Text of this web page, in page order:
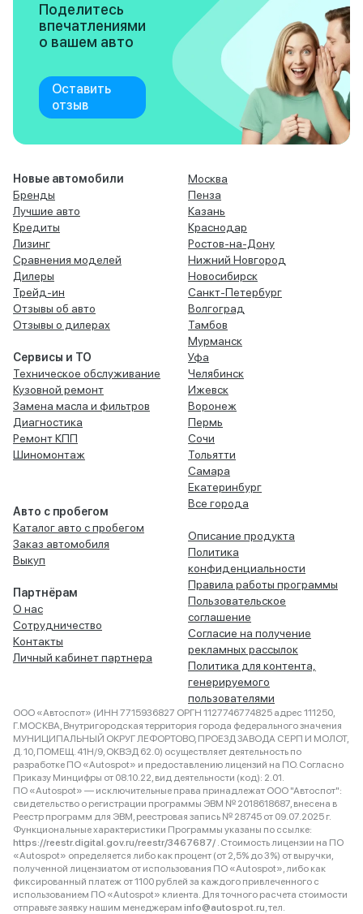
Поделитесь
впечатлениями
о вашем авто
Оставить
отзыв
Новые автомобили
Бренды
Лучшие авто
Кредиты
Лизинг
Сравнения моделей
Дилеры
Трейд-ин
Отзывы об авто
Отзывы о дилерах
Сервисы и ТО
Техническое обслуживание
Кузовной ремонт
Замена масла и фильтров
Диагностика
Ремонт КПП
Шиномонтаж
Авто с пробегом
Каталог авто с пробегом
Заказ автомобиля
Выкуп
Партнёрам
О нас
Сотрудничество
Контакты
Личный кабинет партнера
Москва
Пенза
Казань
Краснодар
Ростов-на-Дону
Нижний Новгород
Новосибирск
Санкт-Петербург
Волгоград
Тамбов
Мурманск
Уфа
Челябинск
Ижевск
Воронеж
Пермь
Сочи
Тольятти
Самара
Екатеринбург
Все города
Описание продукта
Политика
конфиденциальности
Правила работы программы
Пользовательское
соглашение
Согласие на получение
рекламных рассылок
Политика для контента,
генерируемого
пользователями
ООО «Автоспот» (ИНН 7715936827 ОРГН 1127746774825 адрес 111250,
Г.МОСКВА, Внутригородская территория города федерального значения
МУНИЦИПАЛЬНЫЙ ОКРУГ ЛЕФОРТОВО, ПРОЕЗД ЗАВОДА СЕРП И МОЛОТ,
Д. 10, ПОМЕЩ. 41Н/9, ОКВЭД 62.0) осуществляет деятельность по
разработке ПО «Autospot» и предоставлению лицензий на ПО. Согласно
Приказу Минцифры от 08.10.22, вид деятельности (код): 2.01.
ПО «Autospot» — исключительные права принадлежат ООО "Автоспот":
свидетельство о регистрации программы ЭВМ № 2018618687, внесена в
Реестр программ для ЭВМ, реестровая запись № 28745 от 09.07.2025 г.
Функциональные характеристики Программы указаны по ссылке:
https://reestr.digital.gov.ru/reestr/3467687/ . Стоимость лицензии на ПО
«Autospot» определяется либо как процент (от 2,5% до 3%) от выручки,
полученной лицензиатом от использования ПО «Autospot», либо как
фиксированный платеж от 1100 рублей за каждого привлеченного с
использованием ПО «Autospot» клиента. Для точного расчета стоимости
отправьте заявку нашим менеджерам info@autospot.ru, тел.